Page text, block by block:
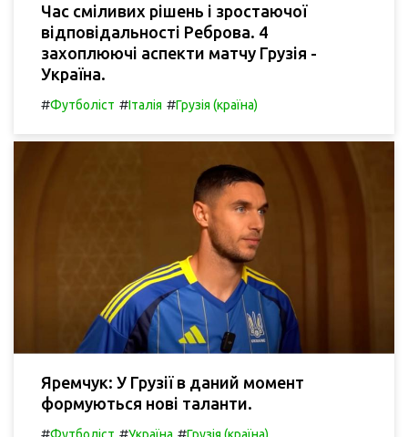
Час сміливих рішень і зростаючої
відповідальності Реброва. 4
захоплюючі аспекти матчу Грузія -
Україна.
#Футболіст #Італія #Грузія (країна)
Яремчук: У Грузії в даний момент
формуються нові таланти.